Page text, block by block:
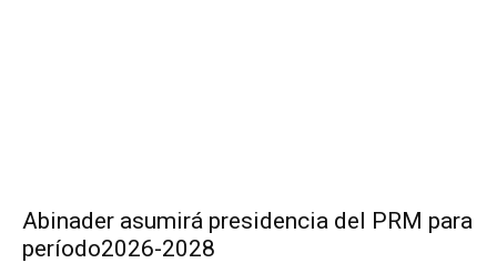
Abinader asumirá presidencia del PRM para
período2026-2028